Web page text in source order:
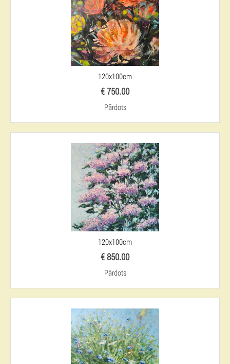
120x100cm
€ 750.00
Pārdots
120x100cm
€ 850.00
Pārdots